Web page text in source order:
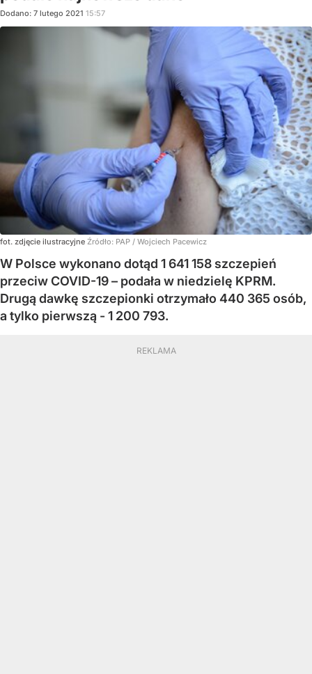
Dodano: 7 lutego 2021 15:57
fot. zdjęcie ilustracyjne Źródło: PAP / Wojciech Pacewicz
W Polsce wykonano dotąd 1 641 158 szczepień
przeciw COVID-19 – podała w niedzielę KPRM.
Drugą dawkę szczepionki otrzymało 440 365 osób,
a tylko pierwszą - 1 200 793.